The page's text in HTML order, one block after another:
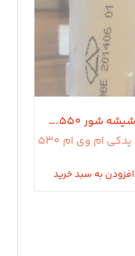
پمپ شیشه شور 530.550.X33
ام وی ام 530
افزودن به سبد خرید